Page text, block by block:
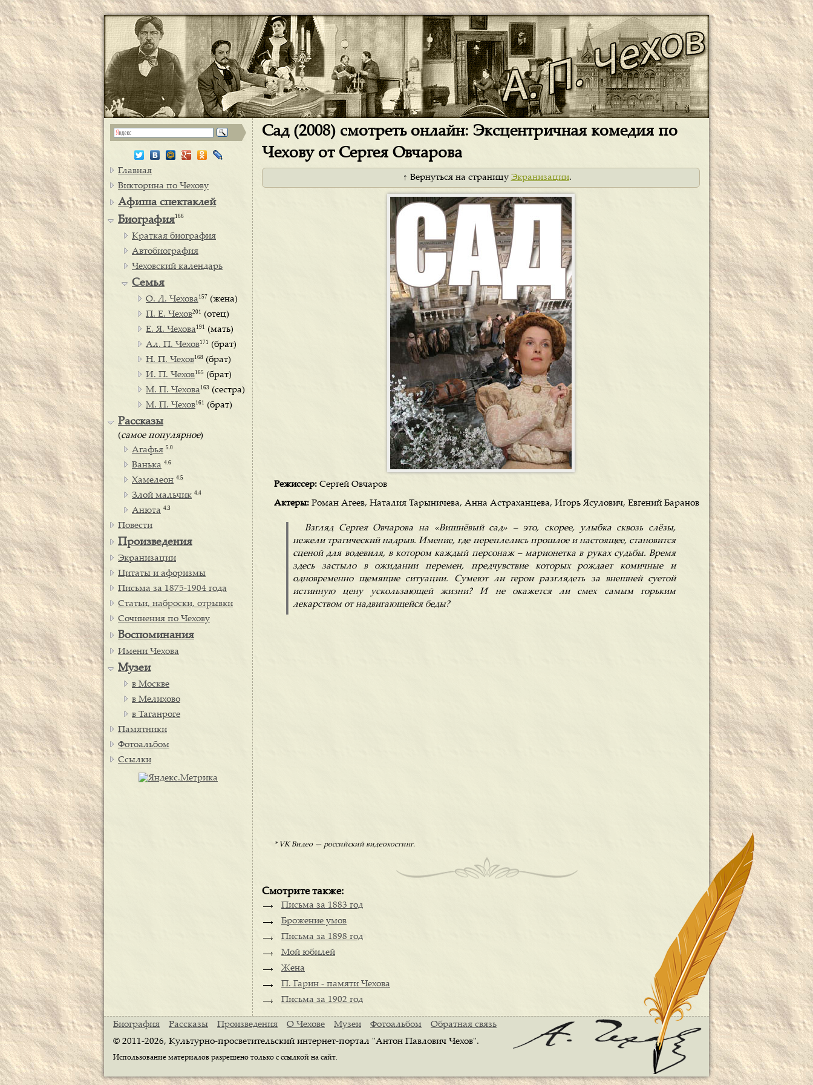
Сад (2008) смотреть онлайн: Эксцентричная комедия по
Чехову от Сергея Овчарова
↑ Вернуться на страницу Экранизации.
Режиссер: Сергей Овчаров
Актеры: Роман Агеев, Наталия Тарыничева, Анна Астраханцева, Игорь Ясулович, Евгений Баранов
Взгляд Сергея Овчарова на «Вишнёвый сад» – это, скорее, улыбка сквозь слёзы,
нежели трагический надрыв. Имение, где переплелись прошлое и настоящее, становится
сценой для водевиля, в котором каждый персонаж – марионетка в руках судьбы. Время
здесь застыло в ожидании перемен, предчувствие которых рождает комичные и
одновременно щемящие ситуации. Сумеют ли герои разглядеть за внешней суетой
истинную цену ускользающей жизни? И не окажется ли смех самым горьким
лекарством от надвигающейся беды?
* VK Видео — российский видеохостинг.
Смотрите также:
Письма за 1883 год
Брожение умов
Письма за 1898 год
Мой юбилей
Жена
П. Гарин - памяти Чехова
Письма за 1902 год
Главная
Викторина по Чехову
Афиша спектаклей
Биография166
Краткая биография
Автобиография
Чеховский календарь
Семья
О. Л. Чехова 157 (жена)
П. Е. Чехов201 (отец)
Е. Я. Чехова 191 (мать)
Ал. П. Чехов171 (брат)
Н. П. Чехов168 (брат)
И. П. Чехов165 (брат)
М. П. Чехова 163 (сестра)
М. П. Чехов161 (брат)
Рассказы
(самое популярное)
Агафья 5.0
Ванька 4.6
Хамелеон 4.5
Злой мальчик 4.4
Анюта 4.3
Повести
Произведения
Экранизации
Цитаты и афоризмы
Письма за 1875-1904 года
Статьи, наброски, отрывки
Сочинения по Чехову
Воспоминания
Имени Чехова
Музеи
в Москве
в Мелихово
в Таганроге
Памятники
Фотоальбом
Ссылки
Биография Рассказы Произведения О Чехове Музеи Фотоальбом
Обратная связь
© 2011-2026, Культурно-просветительский интернет-портал "Антон Павлович Чехов".
Использование материалов разрешено только с ссылкой на сайт.